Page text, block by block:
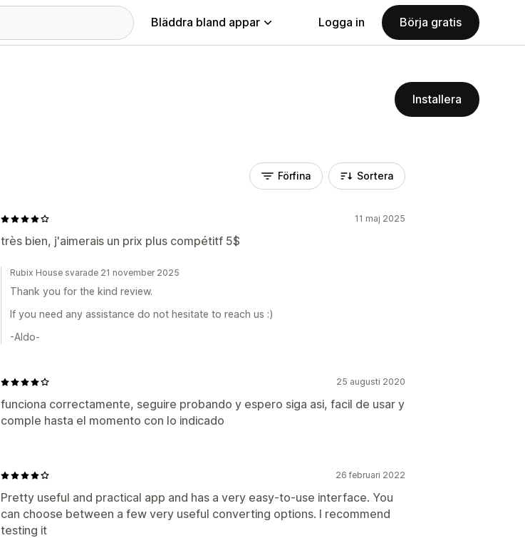
Bläddra bland appar Logga in Börja gratis
Installera
Förfina Sortera
11 maj 2025
très bien, j'aimerais un prix plus compétitf 5$
Rubix House svarade 21 november 2025
Thank you for the kind review.
If you need any assistance do not hesitate to reach us :)
-Aldo-
25 augusti 2020
funciona correctamente, seguire probando y espero siga asi, facil de usar y
comple hasta el momento con lo indicado
26 februari 2022
Pretty useful and practical app and has a very easy-to-use interface. You
can choose between a few very useful converting options. I recommend
testing it